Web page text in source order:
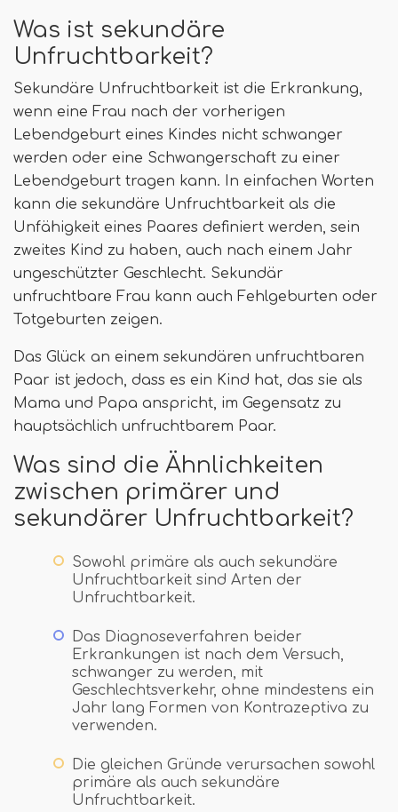
Was ist sekundäre
Unfruchtbarkeit?
Sekundäre Unfruchtbarkeit ist die Erkrankung,
wenn eine Frau nach der vorherigen
Lebendgeburt eines Kindes nicht schwanger
werden oder eine Schwangerschaft zu einer
Lebendgeburt tragen kann. In einfachen Worten
kann die sekundäre Unfruchtbarkeit als die
Unfähigkeit eines Paares definiert werden, sein
zweites Kind zu haben, auch nach einem Jahr
ungeschützter Geschlecht. Sekundär
unfruchtbare Frau kann auch Fehlgeburten oder
Totgeburten zeigen.
Das Glück an einem sekundären unfruchtbaren
Paar ist jedoch, dass es ein Kind hat, das sie als
Mama und Papa anspricht, im Gegensatz zu
hauptsächlich unfruchtbarem Paar.
Was sind die Ähnlichkeiten
zwischen primärer und
sekundärer Unfruchtbarkeit?
Sowohl primäre als auch sekundäre
Unfruchtbarkeit sind Arten der
Unfruchtbarkeit.
Das Diagnoseverfahren beider
Erkrankungen ist nach dem Versuch,
schwanger zu werden, mit
Geschlechtsverkehr, ohne mindestens ein
Jahr lang Formen von Kontrazeptiva zu
verwenden.
Die gleichen Gründe verursachen sowohl
primäre als auch sekundäre
Unfruchtbarkeit.